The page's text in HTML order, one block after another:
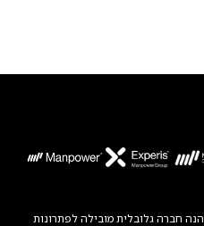
ManpowerGroup® (NYSE: MAN) הנה חברה גלובלית מובילה לפתרונות